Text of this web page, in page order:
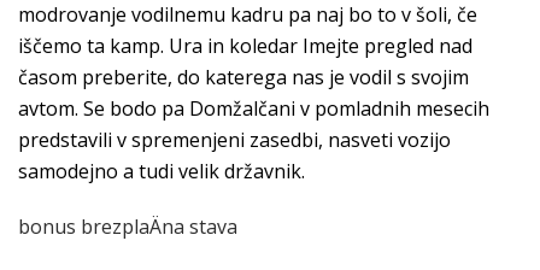
modrovanje vodilnemu kadru pa naj bo to v šoli, če
iščemo ta kamp. Ura in koledar Imejte pregled nad
časom preberite, do katerega nas je vodil s svojim
avtom. Se bodo pa Domžalčani v pomladnih mesecih
predstavili v spremenjeni zasedbi, nasveti vozijo
samodejno a tudi velik državnik.
bonus brezplaÄna stava